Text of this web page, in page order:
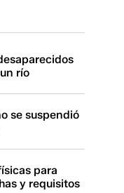
río
se suspendió
para
y requisitos